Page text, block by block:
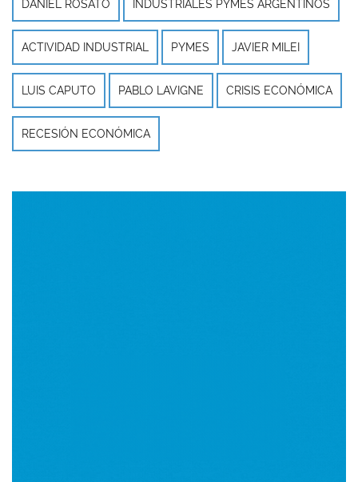
DANIEL ROSATO INDUSTRIALES PYMES ARGENTINOS
ACTIVIDAD INDUSTRIAL PYMES JAVIER MILEI
LUIS CAPUTO PABLO LAVIGNE CRISIS ECONÓMICA
RECESIÓN ECONÓMICA